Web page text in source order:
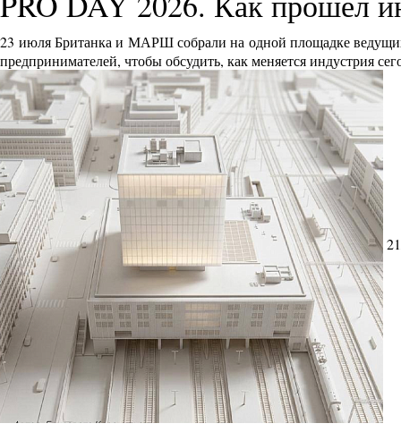
23 июля Британка и МАРШ собрали на одной площадке
предпринимателей, чтобы обсудить, как меняется индустрия